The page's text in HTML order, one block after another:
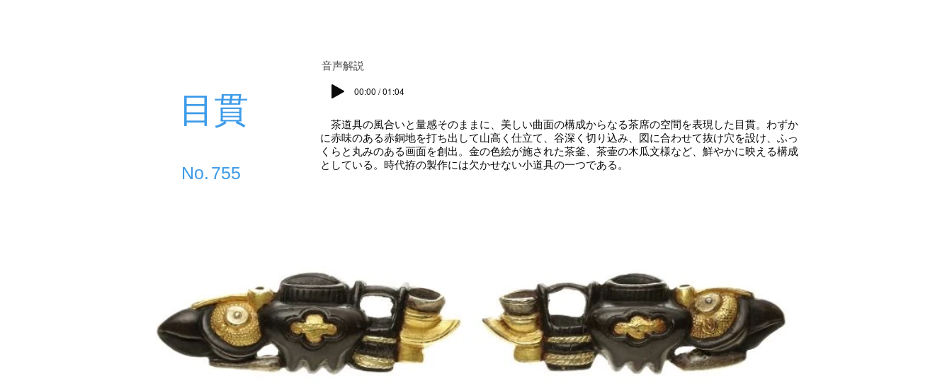
00:00 / 01:04
目貫
755
​No.
茶道具の風合いと量感そのままに、美しい曲面の構成からなる茶席の空間を表現した目貫。わずか
に赤味のある赤銅地を打ち出して山高く仕立て、谷深く切り込み、図に合わせて抜け穴を設け、ふっ
くらと丸みのある画面を創出。金の色絵が施された茶釜、茶壷の木瓜文様など、鮮やかに映える構成
としている。時代拵の製作には欠かせない小道具の一つである。
​音声解説